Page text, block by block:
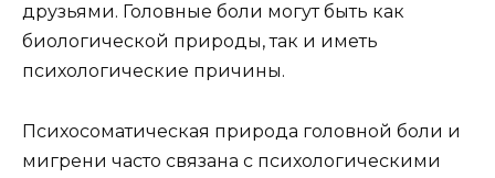
друзьями. Головные боли могут быть как
биологической природы, так и иметь
психологические причины.
Психосоматическая природа головной боли и
мигрени часто связана с психологическими